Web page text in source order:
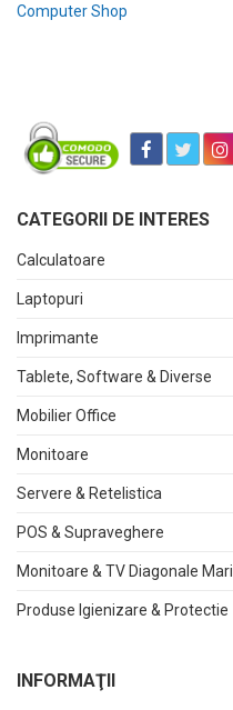
Computer Shop
CATEGORII DE INTERES
Calculatoare
Laptopuri
Imprimante
Tablete, Software & Diverse
Mobilier Office
Monitoare
Servere & Retelistica
POS & Supraveghere
Monitoare & TV Diagonale Mari
Produse Igienizare & Protectie
INFORMAŢII